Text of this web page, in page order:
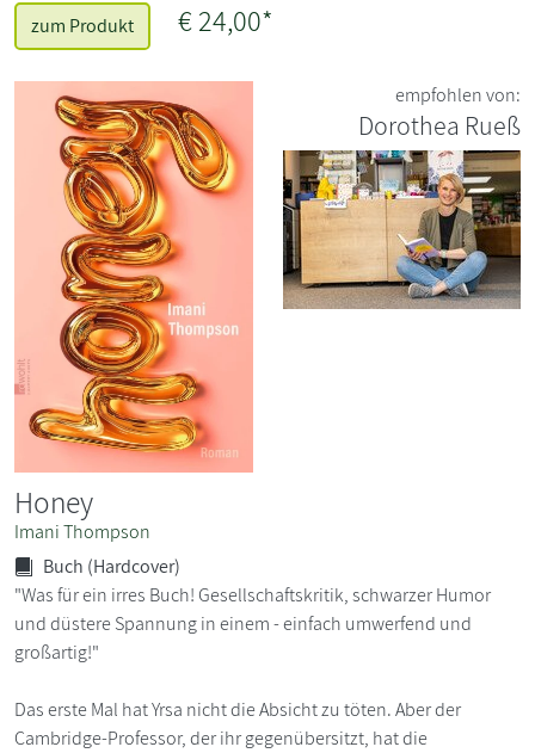
zum Produkt € 24,00*
empfohlen von:
Dorothea Rueß
Honey
Imani Thompson
Buch (Hardcover)
"Was für ein irres Buch! Gesellschaftskritik, schwarzer Humor
und düstere Spannung in einem - einfach umwerfend und
großartig!"
Das erste Mal hat Yrsa nicht die Absicht zu töten. Aber der
Cambridge-Professor, der ihr gegenübersitzt, hat die